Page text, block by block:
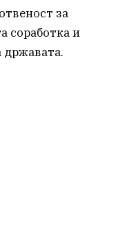
за
соработка и
државата.